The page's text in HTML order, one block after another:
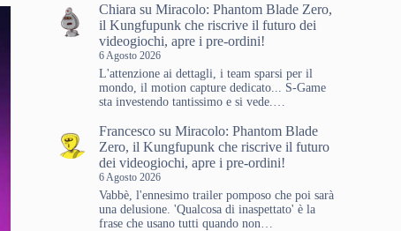
Chiara suMiracolo: Phantom Blade Zero,
il Kungfupunk che riscrive il futuro dei
videogiochi, apre i pre-ordini!
6 Agosto 2026
L'attenzione ai dettagli, i team sparsi per il
mondo, il motion capture dedicato... S-Game
sta investendo tantissimo e si vede.…
Francesco suMiracolo: Phantom Blade
Zero, il Kungfupunk che riscrive il futuro
dei videogiochi, apre i pre-ordini!
6 Agosto 2026
Vabbè, l'ennesimo trailer pomposo che poi sarà
una delusione. 'Qualcosa di inaspettato' è la
frase che usano tutti quando non…